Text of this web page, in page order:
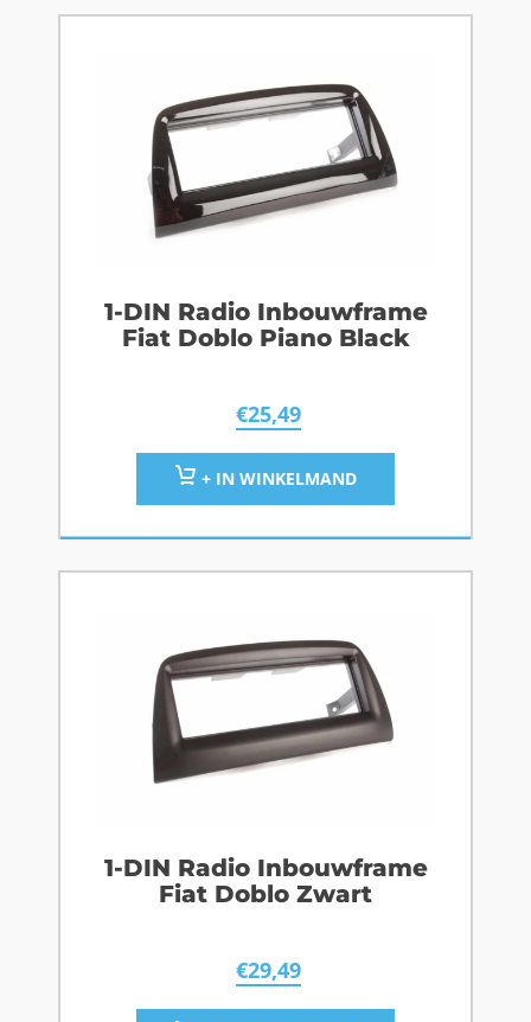
1-DIN Radio Inbouwframe
Fiat Doblo Piano Black
€25,49
+ IN WINKELMAND
1-DIN Radio Inbouwframe
Fiat Doblo Zwart
€29,49